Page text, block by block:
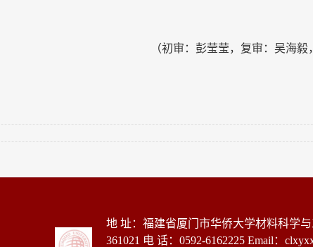
（初审：彭莹莹，复审：吴海
地 址：福建省厦门市华侨大学材料科学
361021 电 话：0592-6162225 Email：